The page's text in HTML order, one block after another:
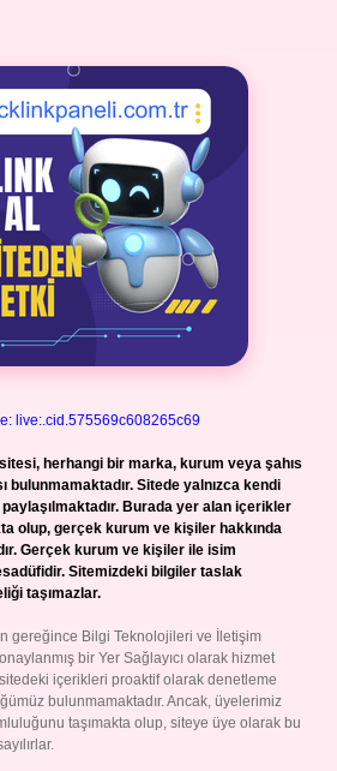
live:.cid.575569c608265c69
herhangi bir marka, kurum veya şahıs
bulunmamaktadır. Sitede yalnızca kendi
paylaşılmaktadır. Burada yer alan içerikler
olup, gerçek kurum ve kişiler hakkında
Gerçek kurum ve kişiler ile isim
Sitemizdeki bilgiler taslak
taşımazlar.
gereğince Bilgi Teknolojileri ve İletişim
bir Yer Sağlayıcı olarak hizmet
içerikleri proaktif olarak denetleme
bulunmamaktadır. Ancak, üyelerimiz
taşımakta olup, siteye üye olarak bu